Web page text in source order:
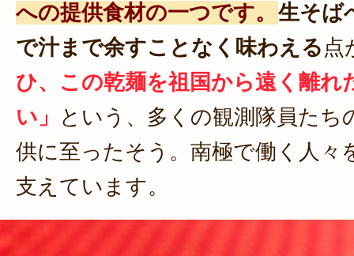
への提供食材の一つです。 生そば
で汁まで余すことなく味わえる 点
ひ、この乾麺を祖国から遠く離れ
い」
という、多くの観測隊員たち
供に至ったそう。南極で働く人々
支えています。